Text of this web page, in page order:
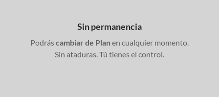
Sinpermanencia
Podráscambiar de Plan en cualquier momento.
Sin ataduras. Tú tienes el control.